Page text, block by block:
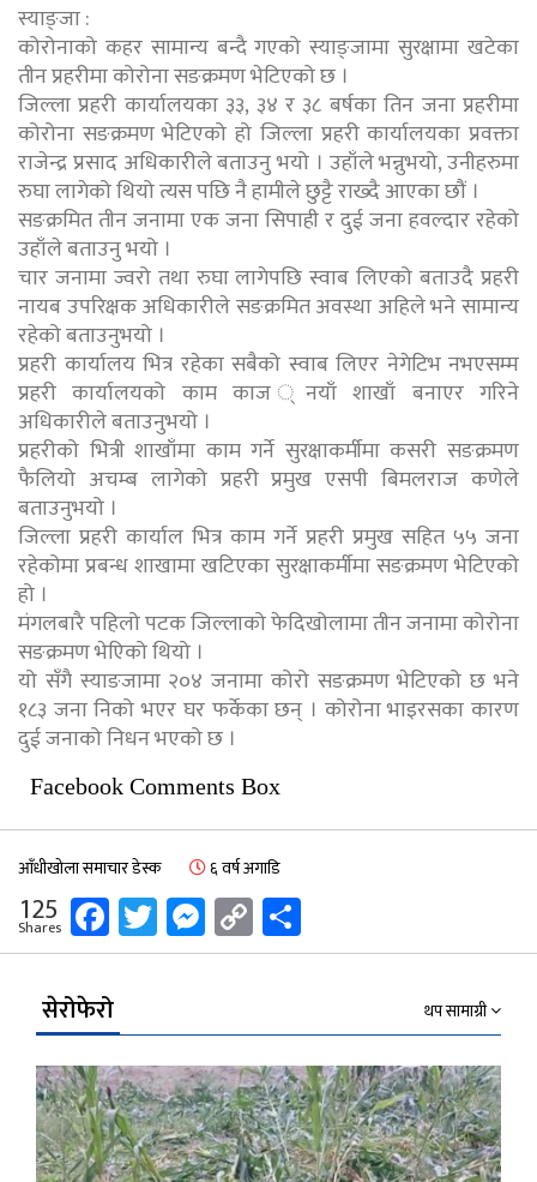
स्याङ्जा :
कोरोनाको कहर सामान्य बन्दै गएको स्याङ्जामा सुरक्षामा खटेका
तीन प्रहरीमा कोरोना सङक्रमण भेटिएको छ ।
जिल्ला प्रहरी कार्यालयका ३३, ३४ र ३८ बर्षका तिन जना प्रहरीमा
कोरोना सङक्रमण भेटिएको हो जिल्ला प्रहरी कार्यालयका प्रवक्ता
राजेन्द्र प्रसाद अधिकारीले बताउनु भयो । उहाँले भन्नुभयो, उनीहरुमा
रुघा लागेको थियो त्यस पछि नै हामीले छुट्टै राख्दै आएका छौं ।
सङक्रमित तीन जनामा एक जना सिपाही र दुई जना हवल्दार रहेको
उहाँले बताउनु भयो ।
चार जनामा ज्वरो तथा रुघा लागेपछि स्वाब लिएको बताउदै प्रहरी
नायब उपरिक्षक अधिकारीले सङक्रमित अवस्था अहिले भने सामान्य
रहेको बताउनुभयो ।
प्रहरी कार्यालय भित्र रहेका सबैको स्वाब लिएर नेगेटिभ नभएसम्म
प्रहरी कार्यालयको काम काज ्नयाँ शाखाँ बनाएर गरिने
अधिकारीले बताउनुभयो ।
प्रहरीको भित्री शाखाँमा काम गर्ने सुरक्षाकर्मीमा कसरी सङक्रमण
फैलियो अचम्ब लागेको प्रहरी प्रमुख एसपी बिमलराज कणेले
बताउनुभयो ।
जिल्ला प्रहरी कार्याल भित्र काम गर्ने प्रहरी प्रमुख सहित ५५ जना
रहेकोमा प्रबन्ध शाखामा खटिएका सुरक्षाकर्मीमा सङक्रमण भेटिएको
हो ।
मंगलबारै पहिलो पटक जिल्लाको फेदिखोलामा तीन जनामा कोरोना
सङक्रमण भेएिको थियो ।
यो सँगै स्याङजामा २०४ जनामा कोरो सङक्रमण भेटिएको छ भने
१८३ जना निको भएर घर फर्केका छन् । कोरोना भाइरसका कारण
दुई जनाको निधन भएको छ ।
Facebook Comments Box
आँधीखोला समाचार डेस्क ६ वर्ष अगाडि
125
Shares Facebook
Twitter
Messenger
Copy
Link
सेरोफेरो थप सामाग्री